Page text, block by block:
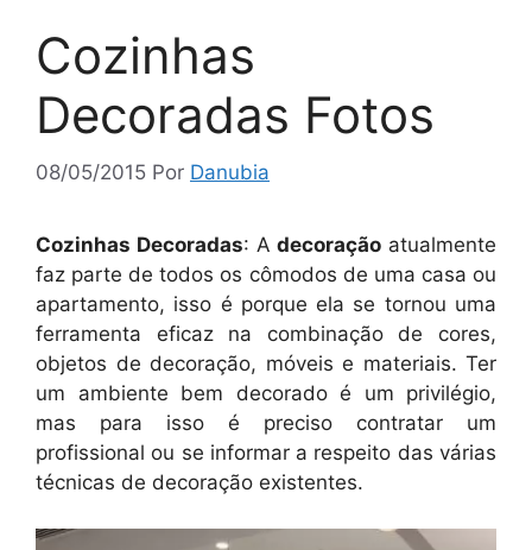
Cozinhas
Decoradas Fotos
08/05/2015 Por Danubia
Cozinhas Decoradas: Adecoração atualmente
faz parte de todos os cômodos de uma casa ou
apartamento, isso é porque ela se tornou uma
ferramenta eficaz na combinação de cores,
objetos de decoração, móveis e materiais. Ter
um ambiente bem decorado é um privilégio,
mas para isso é preciso contratar um
profissional ou se informar a respeito das várias
técnicas de decoração existentes.